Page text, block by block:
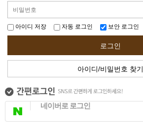
아이디 저장 자동 로그인 보안 로그인
로그인
아이디/비밀번호 찾기
네이버로 로그인